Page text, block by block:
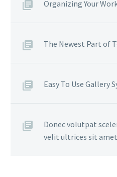
Organizing Your
The Newest Part of
Easy To Use Gallery
Donec volutpat
velit ultrices sit